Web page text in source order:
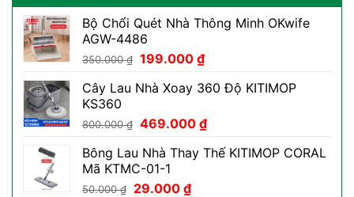
Bộ Chổi Quét Nhà Thông Minh OKwife
AGW-4486
350.000₫ Giá
là:
199.000 ₫Giá
tại
199.000 ₫.
Cây Lau Nhà Xoay 360 Độ KITIMOP
KS360
800.000₫ Giá
là:
800.000 ₫.
469.000 ₫Giá
tại
Bông Lau Nhà Thay Thế KITIMOP CORAL
Mã KTMC-01-1
50.000₫
Giá
29.000 ₫Giá